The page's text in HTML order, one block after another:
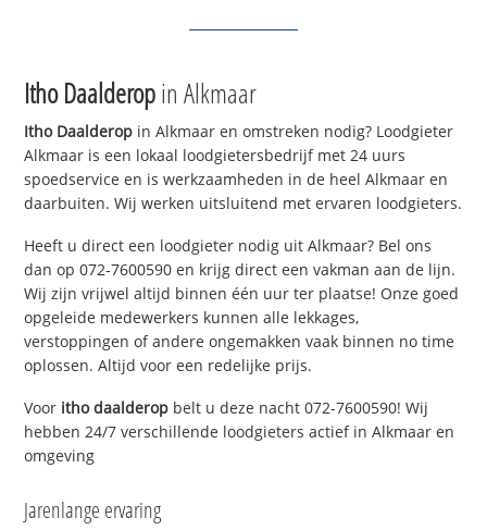
Itho Daalderopin Alkmaar
Itho Daalderop in Alkmaar en omstreken nodig? Loodgieter
Alkmaar is een lokaal loodgietersbedrijf met 24 uurs
spoedservice en is werkzaamheden in de heel Alkmaar en
daarbuiten. Wij werken uitsluitend met ervaren loodgieters.
Heeft u direct een loodgieter nodig uit Alkmaar? Bel ons
dan op 072-7600590 en krijg direct een vakman aan de lijn.
Wij zijn vrijwel altijd binnen één uur ter plaatse! Onze goed
opgeleide medewerkers kunnen alle lekkages,
verstoppingen of andere ongemakken vaak binnen no time
oplossen. Altijd voor een redelijke prijs.
Voor itho daalderop belt u deze nacht 072-7600590! Wij
hebben 24/7 verschillende loodgieters actief in Alkmaar en
omgeving
Jarenlange ervaring